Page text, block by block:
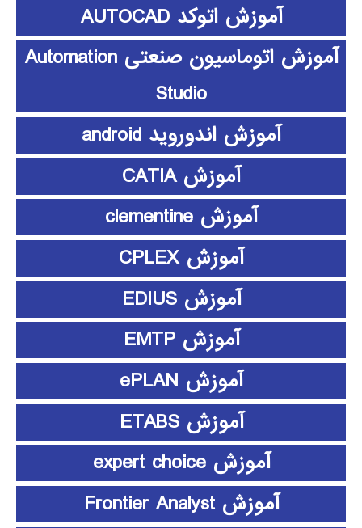
آموزش اتوکد AUTOCAD
آموزش اتوماسیون صنعتی Automation
Studio
آموزش اندوروید android
آموزش CATIA
آموزش clementine
آموزش CPLEX
آموزش EDIUS
آموزش EMTP
آموزش ePLAN
آموزش ETABS
آموزش expert choice
آموزش Frontier Analyst